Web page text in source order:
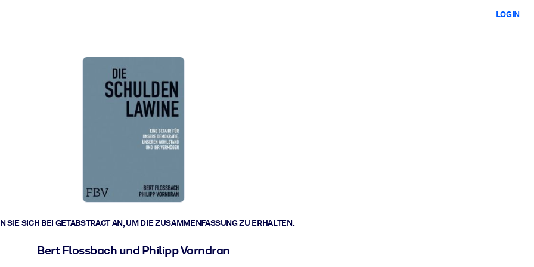
LOGIN
SIE SICH BEI GETABSTRACT AN, UM DIE ZUSAMMENFASSUNG ZU ERHALTEN.
Bert Flossbach und Philipp Vorndran